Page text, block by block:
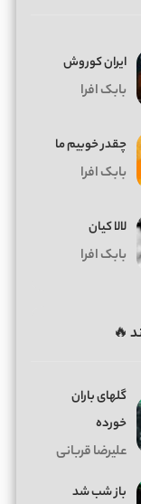
ایران کوروش
بابک افرا
چقدر خوبیم ما
بابک افرا
لالا کیان
بابک افرا
🔥
گلهای باران
خورده
علیرضا قربانی
باز شب شد